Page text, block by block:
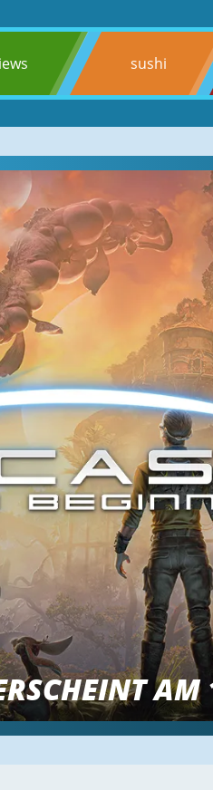
sushi